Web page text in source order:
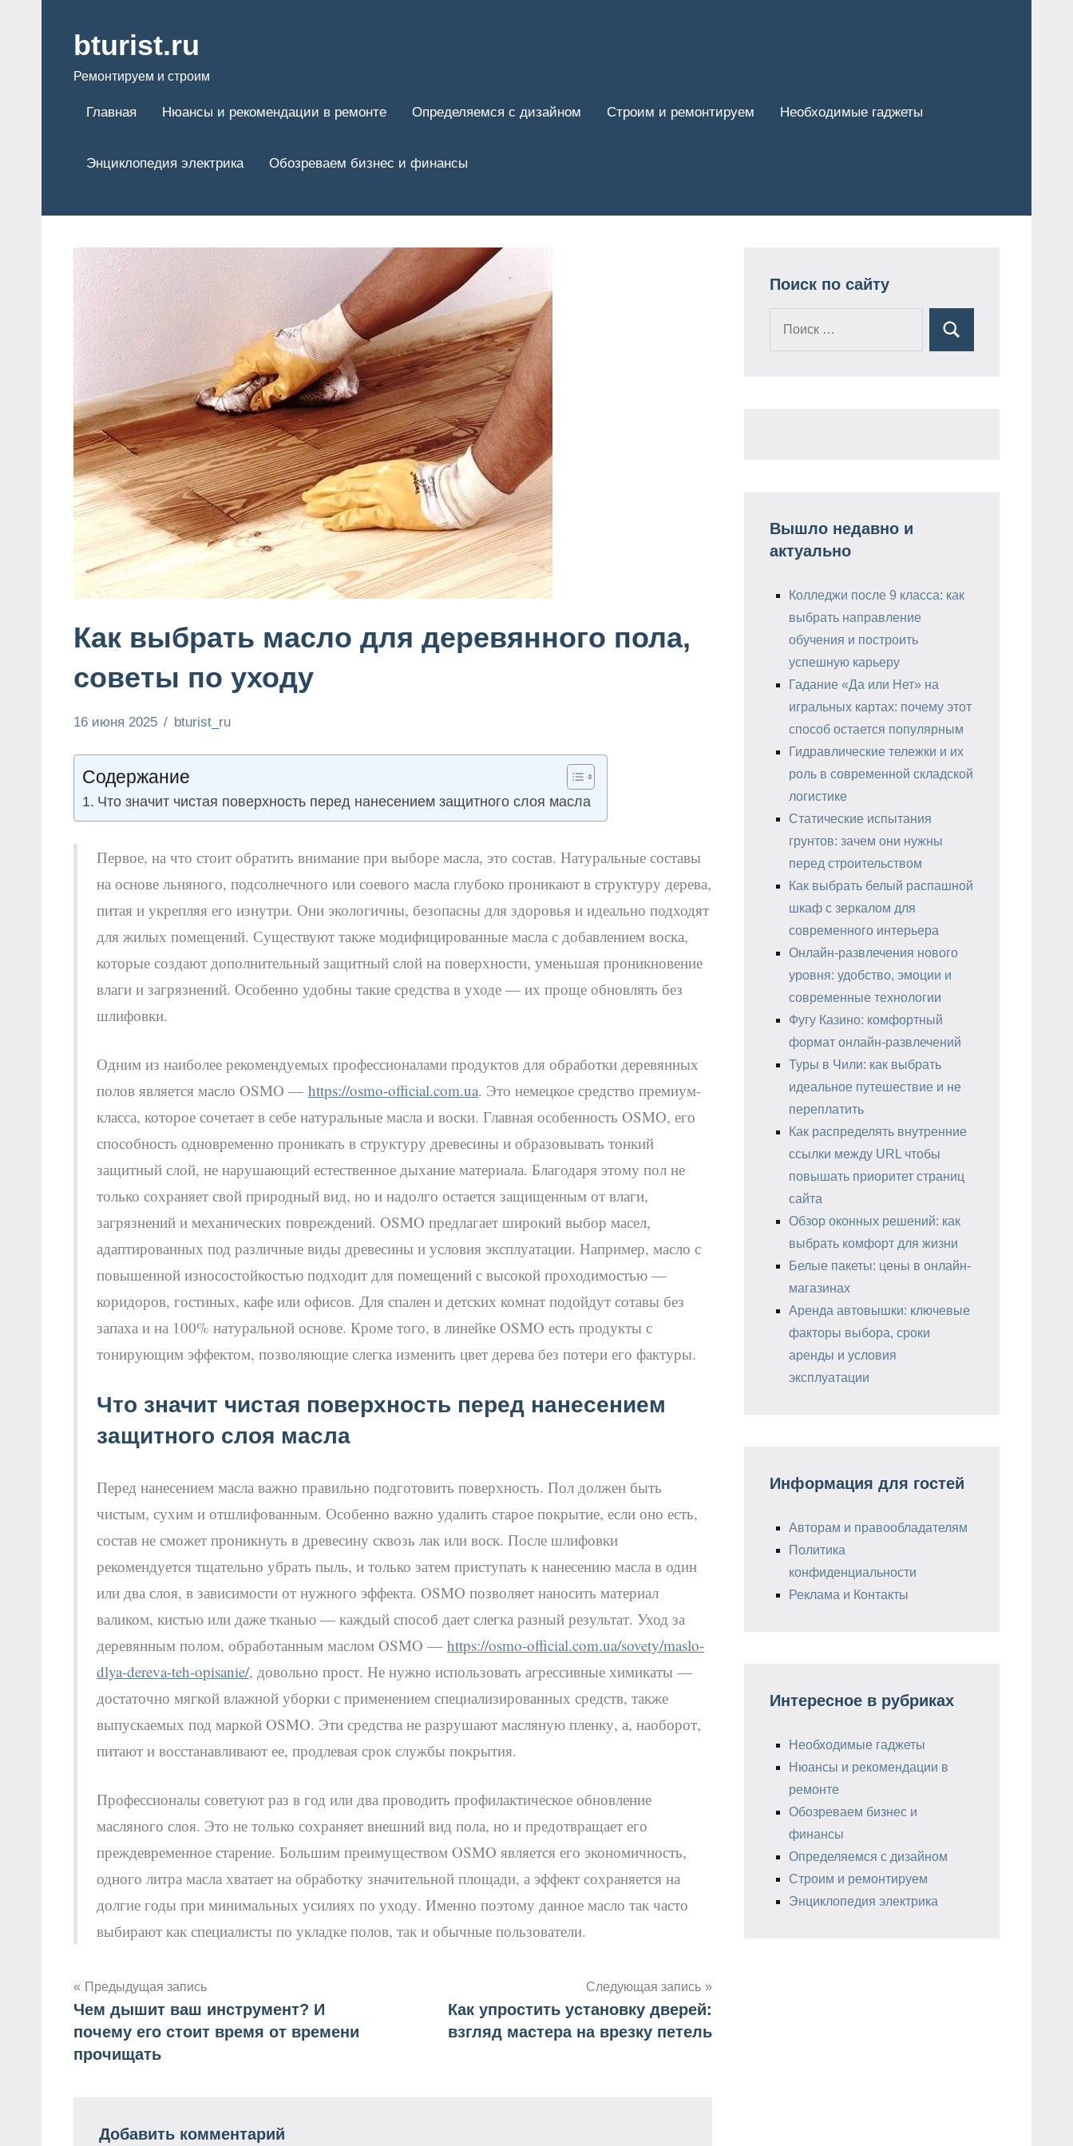
содержимому
bturist.ru
Ремонтируем и строим
Главная Нюансы и рекомендации в ремонте Определяемся с дизайном Строим и ремонтируем Необходимые гаджеты
Энциклопедия электрика Обозреваем бизнес и финансы
Как выбрать масло для деревянного пола,
советы по уходу
ремонтируем
16 июня 2025 bturist_ru
комментариев
Содержание
Что значит чистая поверхность перед нанесением защитного слоя масла
Первое, на что стоит обратить внимание при выборе масла, это состав. Натуральные составы
на основе льняного, подсолнечного или соевого масла глубоко проникают в структуру дерева,
питая и укрепляя его изнутри. Они экологичны, безопасны для здоровья и идеально подходят
для жилых помещений. Существуют также модифицированные масла с добавлением воска,
которые создают дополнительный защитный слой на поверхности, уменьшая проникновение
влаги и загрязнений. Особенно удобны такие средства в уходе — их проще обновлять без
шлифовки.
Одним из наиболее рекомендуемых профессионалами продуктов для обработки деревянных
полов является масло OSMO — https://osmo-official.com.ua. Это немецкое средство премиум-
класса, которое сочетает в себе натуральные масла и воски. Главная особенность OSMO, его
способность одновременно проникать в структуру древесины и образовывать тонкий
защитный слой, не нарушающий естественное дыхание материала. Благодаря этому пол не
только сохраняет свой природный вид, но и надолго остается защищенным от влаги,
загрязнений и механических повреждений. OSMO предлагает широкий выбор масел,
адаптированных под различные виды древесины и условия эксплуатации. Например, масло с
повышенной износостойкостью подходит для помещений с высокой проходимостью —
коридоров, гостиных, кафе или офисов. Для спален и детских комнат подойдут сотавы без
запаха и на 100% натуральной основе. Кроме того, в линейке OSMO есть продукты с
тонирующим эффектом, позволяющие слегка изменить цвет дерева без потери его фактуры.
Что значит чистая поверхность перед нанесением
защитного слоя масла
Перед нанесением масла важно правильно подготовить поверхность. Пол должен быть
чистым, сухим и отшлифованным. Особенно важно удалить старое покрытие, если оно есть,
состав не сможет проникнуть в древесину сквозь лак или воск. После шлифовки
рекомендуется тщательно убрать пыль, и только затем приступать к нанесению масла в один
или два слоя, в зависимости от нужного эффекта. OSMO позволяет наносить материал
валиком, кистью или даже тканью — каждый способ дает слегка разный результат. Уход за
деревянным полом, обработанным маслом OSMO — https://osmo-official.com.ua/sovety/maslo-
dlya-dereva-teh-opisanie/, довольно прост. Не нужно использовать агрессивные химикаты —
достаточно мягкой влажной уборки с применением специализированных средств, также
выпускаемых под маркой OSMO. Эти средства не разрушают масляную пленку, а, наоборот,
питают и восстанавливают ее, продлевая срок службы покрытия.
Профессионалы советуют раз в год или два проводить профилактическое обновление
масляного слоя. Это не только сохраняет внешний вид пола, но и предотвращает его
преждевременное старение. Большим преимуществом OSMO является его экономичность,
одного литра масла хватает на обработку значительной площади, а эффект сохраняется на
долгие годы при минимальных усилиях по уходу. Именно поэтому данное масло так часто
выбирают как специалисты по укладке полов, так и обычные пользователи.
Навигация
по
Предыдущая запись
Чем дышит ваш инструмент? И
почему его стоит время от времени
прочищать
Следующая запись
Как упростить установку дверей:
взгляд мастера на врезку петель
Добавить комментарий
Поиск по сайту
Поиск
Вышло недавно и
актуально
Колледжи после 9 класса: как
выбрать направление
обучения и построить
успешную карьеру
Гадание «Да или Нет» на
игральных картах: почему этот
способ остается популярным
Гидравлические тележки и их
роль в современной складской
логистике
Статические испытания
грунтов: зачем они нужны
перед строительством
Как выбрать белый распашной
шкаф с зеркалом для
современного интерьера
Онлайн-развлечения нового
уровня: удобство, эмоции и
современные технологии
Фугу Казино: комфортный
формат онлайн-развлечений
Туры в Чили: как выбрать
идеальное путешествие и не
переплатить
Как распределять внутренние
ссылки между URL чтобы
повышать приоритет страниц
сайта
Обзор оконных решений: как
выбрать комфорт для жизни
Белые пакеты: цены в онлайн-
магазинах
Аренда автовышки: ключевые
факторы выбора, сроки
аренды и условия
эксплуатации
Информация для гостей
Авторам и правообладателям
Политика
конфиденциальности
Реклама и Контакты
Интересное в рубриках
Необходимые гаджеты
Нюансы и рекомендации в
ремонте
Обозреваем бизнес и
финансы
Определяемся с дизайном
Строим и ремонтируем
Энциклопедия электрика